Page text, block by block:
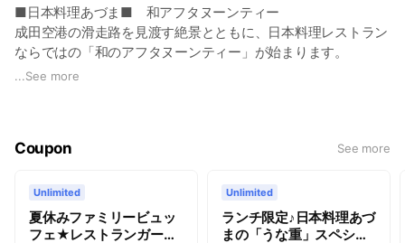
※土日祝2部制 11:30～13:00 / 13:30～
15：00
ディナー 17:30～21:00（最終入店20：30）
※土日祝90分制
■日本料理あづま■ 和アフタヌーンティー
成田空港の滑走路を見渡す絶景とともに、日本料理レストラン
ならではの「和のアフタヌーンティー」が始まります。
用意いたしました。
□価格 ￥3,300
□営業時間 平日限定 14:00～17:00（月曜日除く）
...See more
Coupon See more
Unlimited
夏休みファミリービュッ
フェ★レストランガーデ
Unlimited
ランチ限定♪日本料理あづ
まの「うな重」スペシャ